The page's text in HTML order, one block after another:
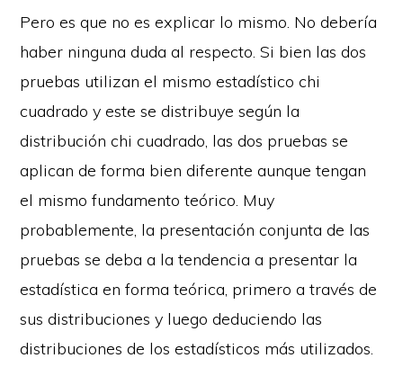
Pero es que no es explicar lo mismo. No debería
haber ninguna duda al respecto. Si bien las dos
pruebas utilizan el mismo estadístico chi
cuadrado y este se distribuye según la
distribución chi cuadrado, las dos pruebas se
aplican de forma bien diferente aunque tengan
el mismo fundamento teórico. Muy
probablemente, la presentación conjunta de las
pruebas se deba a la tendencia a presentar la
estadística en forma teórica, primero a través de
sus distribuciones y luego deduciendo las
distribuciones de los estadísticos más utilizados.